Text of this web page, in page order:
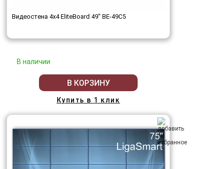
Видеостена 4x4 EliteBoard 49" BE-49C5
В наличии
В КОРЗИНУ
Купить в 1 клик